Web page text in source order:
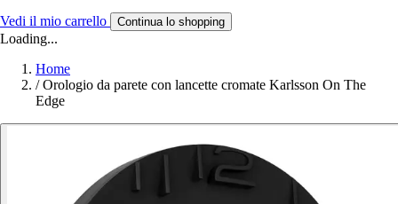
Vedi il mio carrello Continua lo shopping
Loading...
Home
/ Orologio da parete con lancette cromate Karlsson On The
Edge